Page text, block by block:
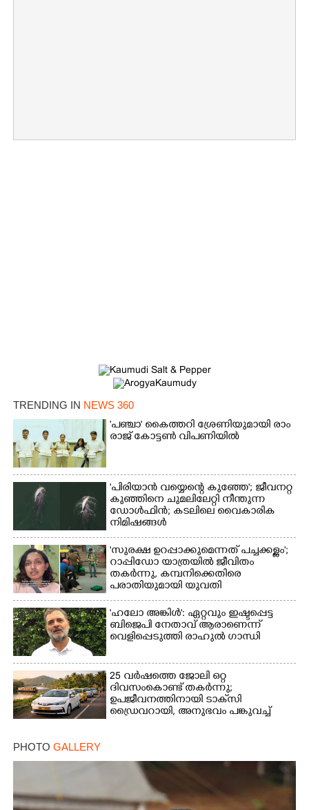
TRENDING IN NEWS 360
'​പ​ഞ്ചാ​'​ ​കൈ​ത്ത​റി​ ​ശ്രേ​ണി​യു​മാ​യി​ ​രാം​
രാ​ജ് ​കോ​ട്ടൺ വിപണിയിൽ
'പിരിയാൻ വയ്യെന്റെ കുഞ്ഞേ'; ജീവനറ്റ
കുഞ്ഞിനെ ചുമലിലേറ്റി നീന്തുന്ന
ഡോൾഫിൻ; കടലിലെ വൈകാരിക
നിമിഷങ്ങൾ
'സുരക്ഷ ഉറപ്പാക്കുമെന്നത് പച്ചക്കള്ളം';
റാപ്പിഡോ യാത്രയിൽ ജീവിതം
തകർന്നു, കമ്പനിക്കെതിരെ
പരാതിയുമായി യുവതി
'ഹലോ അങ്കിൾ': ഏറ്റവും ഇഷ്ടപ്പെട്ട
ബിജെപി നേതാവ് ആരാണെന്ന്
വെളിപ്പെടുത്തി രാഹുൽ ഗാന്ധി
25 വർഷത്തെ ജോലി ഒറ്റ
ദിവസംകൊണ്ട് തകർന്നു;
ഉപജീവനത്തിനായി ടാക്‌സി
ഡ്രൈവറായി,​ അനുഭവം പങ്കുവച്ച്
PHOTO GALLERY